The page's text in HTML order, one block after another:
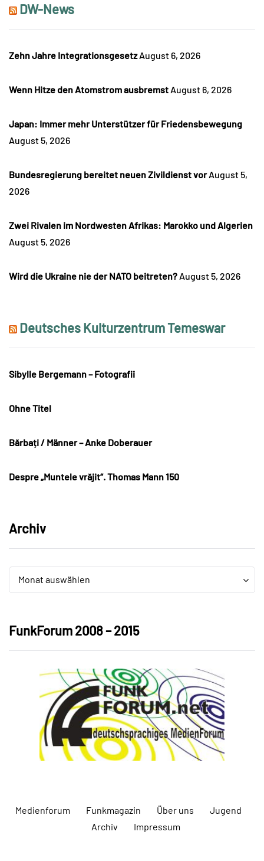
DW-News
Zehn Jahre Integrationsgesetz August 6, 2026
Wenn Hitze den Atomstrom ausbremst August 6, 2026
Japan: Immer mehr Unterstützer für Friedensbewegung
August 5, 2026
Bundesregierung bereitet neuen Zivildienst vor August 5,
2026
Zwei Rivalen im Nordwesten Afrikas: Marokko und Algerien
August 5, 2026
Wird die Ukraine nie der NATO beitreten? August 5, 2026
Deutsches Kulturzentrum Temeswar
Sibylle Bergemann – Fotografii
Ohne Titel
Bărbați / Männer – Anke Doberauer
Despre „Muntele vrăjit“. Thomas Mann 150
Archiv
Monat auswählen
Archiv
FunkForum 2008 – 2015
Medienforum Funkmagazin Über uns
Jugend
Archiv
Impressum